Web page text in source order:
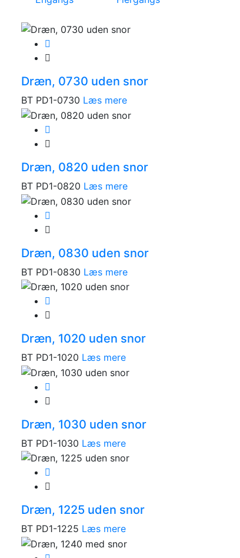
Dræn, 0730 uden snor
BT PD1-0730 Læs mere
Dræn, 0820 uden snor
BT PD1-0820 Læs mere
Dræn, 0830 uden snor
BT PD1-0830 Læs mere
Dræn, 1020 uden snor
BT PD1-1020 Læs mere
Dræn, 1030 uden snor
BT PD1-1030 Læs mere
Dræn, 1225 uden snor
BT PD1-1225 Læs mere